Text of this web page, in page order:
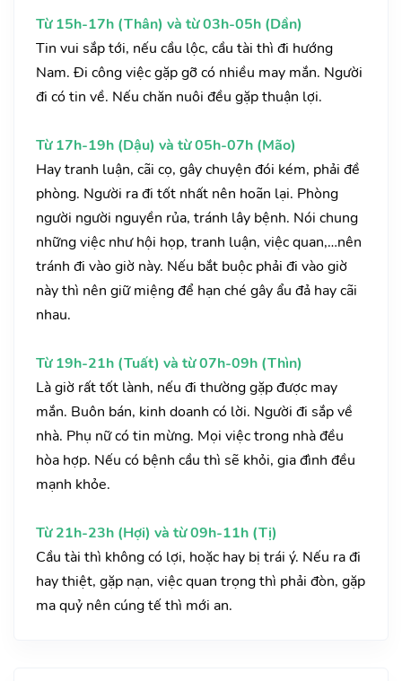
Từ 15h-17h (Thân) và từ 03h-05h (Dần)
Tin vui sắp tới, nếu cầu lộc, cầu tài thì đi hướng
Nam. Đi công việc gặp gỡ có nhiều may mắn. Người
đi có tin về. Nếu chăn nuôi đều gặp thuận lợi.
Từ 17h-19h (Dậu) và từ 05h-07h (Mão)
Hay tranh luận, cãi cọ, gây chuyện đói kém, phải đề
phòng. Người ra đi tốt nhất nên hoãn lại. Phòng
người người nguyền rủa, tránh lây bệnh. Nói chung
những việc như hội họp, tranh luận, việc quan,…nên
tránh đi vào giờ này. Nếu bắt buộc phải đi vào giờ
này thì nên giữ miệng để hạn ché gây ẩu đả hay cãi
nhau.
Từ 19h-21h (Tuất) và từ 07h-09h (Thìn)
Là giờ rất tốt lành, nếu đi thường gặp được may
mắn. Buôn bán, kinh doanh có lời. Người đi sắp về
nhà. Phụ nữ có tin mừng. Mọi việc trong nhà đều
hòa hợp. Nếu có bệnh cầu thì sẽ khỏi, gia đình đều
mạnh khỏe.
Từ 21h-23h (Hợi) và từ 09h-11h (Tị)
Cầu tài thì không có lợi, hoặc hay bị trái ý. Nếu ra đi
hay thiệt, gặp nạn, việc quan trọng thì phải đòn, gặp
ma quỷ nên cúng tế thì mới an.